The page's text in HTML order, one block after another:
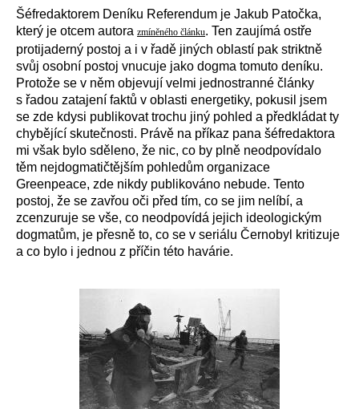
Šéfredaktorem Deníku Referendum je Jakub Patočka,
který je otcem autora zmíněného článku. Ten zaujímá ostře
protijaderný postoj a i v řadě jiných oblastí pak striktně
svůj osobní postoj vnucuje jako dogma tomuto deníku.
Protože se v něm objevují velmi jednostranné články
s řadou zatajení faktů v oblasti energetiky, pokusil jsem
se zde kdysi publikovat trochu jiný pohled a předkládat ty
chybějící skutečnosti. Právě na příkaz pana šéfredaktora
mi však bylo sděleno, že nic, co by plně neodpovídalo
těm nejdogmatičtějším pohledům organizace
Greenpeace, zde nikdy publikováno nebude. Tento
postoj, že se zavřou oči před tím, co se jim nelíbí, a
zcenzuruje se vše, co neodpovídá jejich ideologickým
dogmatům, je přesně to, co se v seriálu Černobyl kritizuje
a co bylo i jednou z příčin této havárie.